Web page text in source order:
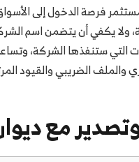
فرصة الدخول إلى
ولا يكفي أن يتضمن اسم
ستنفذها الشركة،
الضريبي والقيود
مع